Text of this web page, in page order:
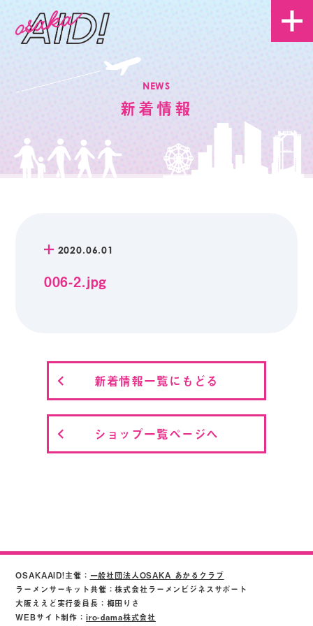
NEWS
新着情報
2020.06.01
006-2.jpg
新着情報一覧にもどる
ショップ一覧ページへ
OSAKAAID!主催： 一般社団法人OSAKA あかるクラブ
ラーメンサーキット共催：株式会社ラーメンビジネスサポート
大阪ええど実行委員長：梅田りさ
WEBサイト制作： iro-dama株式会社